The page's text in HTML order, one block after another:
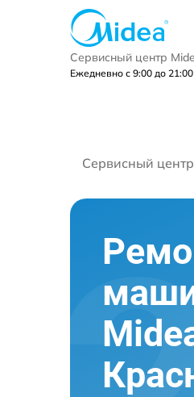
Сервисный центр
Ежедневно с 9:00 до 21:00
Сервисный